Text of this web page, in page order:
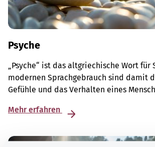
Psyche
„Psyche“ ist das altgriechische Wort für
modernen Sprachgebrauch sind damit
Gefühle und das Verhalten eines
Mehr erfahren